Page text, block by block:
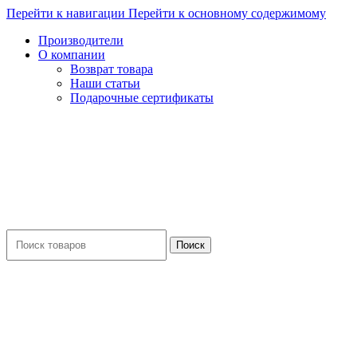
Перейти к навигации Перейти к основному содержимому
Производители
О компании
Возврат товара
Наши статьи
Подарочные сертификаты
Поиск